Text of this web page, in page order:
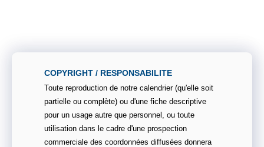
COPYRIGHT / RESPONSABILITE
Toute reproduction de notre calendrier (qu'elle soit
partielle ou complète) ou d'une fiche descriptive
pour un usage autre que personnel, ou toute
utilisation dans le cadre d'une prospection
commerciale des coordonnées diffusées donnera